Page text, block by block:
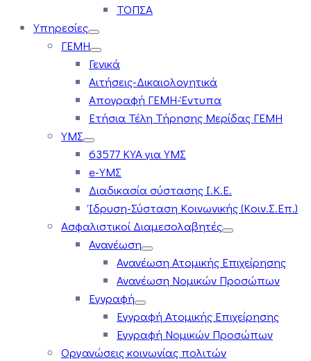
ΤΟΠΣΑ
Υπηρεσίες
ΓΕΜΗ
Γενικά
Αιτήσεις-Δικαιολογητικά
Απογραφή ΓΕΜΗ-Έντυπα
Ετήσια Τέλη Τήρησης Μερίδας ΓΕΜΗ
ΥΜΣ
63577 ΚΥΑ για ΥΜΣ
e-ΥΜΣ
Διαδικασία σύστασης Ι.Κ.Ε.
Ίδρυση-Σύσταση Κοινωνικής (Κοιν.Σ.Επ.)
Ασφαλιστικοί Διαμεσολαβητές
Ανανέωση
Ανανέωση Ατομικής Επιχείρησης
Ανανέωση Νομικών Προσώπων
Εγγραφή
Εγγραφή Ατομικής Επιχείρησης
Εγγραφή Νομικών Προσώπων
Οργανώσεις κοινωνίας πολιτών